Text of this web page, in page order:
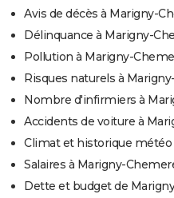
Avis de décès à Marigny-
Délinquance à Marigny-
Pollution à Marigny-
Risques naturels à
Nombre d'infirmiers à
Accidents de voiture à
Climat et historique
Salaires à Marigny-
Dette et budget de